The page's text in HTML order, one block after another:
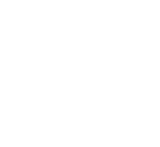
一種樣的經營理念呢？帶您一